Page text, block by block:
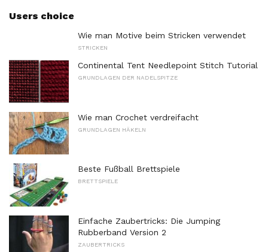
Users choice
Wie man Motive beim Stricken verwendet
STRICKEN
Continental Tent Needlepoint Stitch Tutorial
GRUNDLAGEN DER NADELSPITZE
Wie man Crochet verdreifacht
GRUNDLAGEN HÄKELN
Beste Fußball Brettspiele
BRETTSPIELE
Einfache Zaubertricks: Die Jumping
Rubberband Version 2
ZAUBERTRICKS